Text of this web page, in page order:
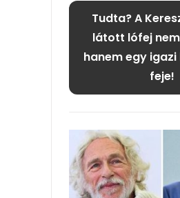
Tudta? A
látott lófej
hanem egy
feje!